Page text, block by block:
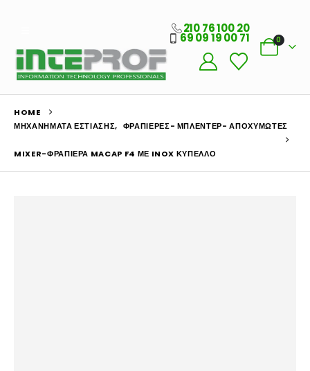
210 76 100 20
69 09 19 00 71 0
HOME
ΜΗΧΑΝΉΜΑΤΑ ΕΣΤΊΑΣΗΣ, ΦΡΑΠΙΈΡΕΣ- ΜΠΛΈΝΤΕΡ- ΑΠΟΧΥΜΩΤΈΣ
MIXER-ΦΡΑΠΙΈΡΑ MACAP F4 ΜΕ INOX ΚΎΠΕΛΛΟ